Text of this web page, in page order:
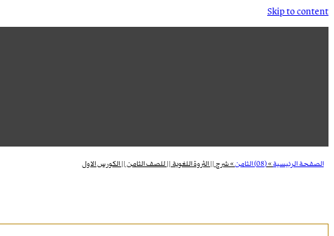
Skip to content
الصفحة الرئيسية»(08) الثامن »شرح || الثروة اللغوية || للصف الثامن || الكورس الاول